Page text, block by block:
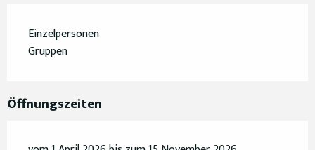
Einzelpersonen
Gruppen
Öffnungszeiten